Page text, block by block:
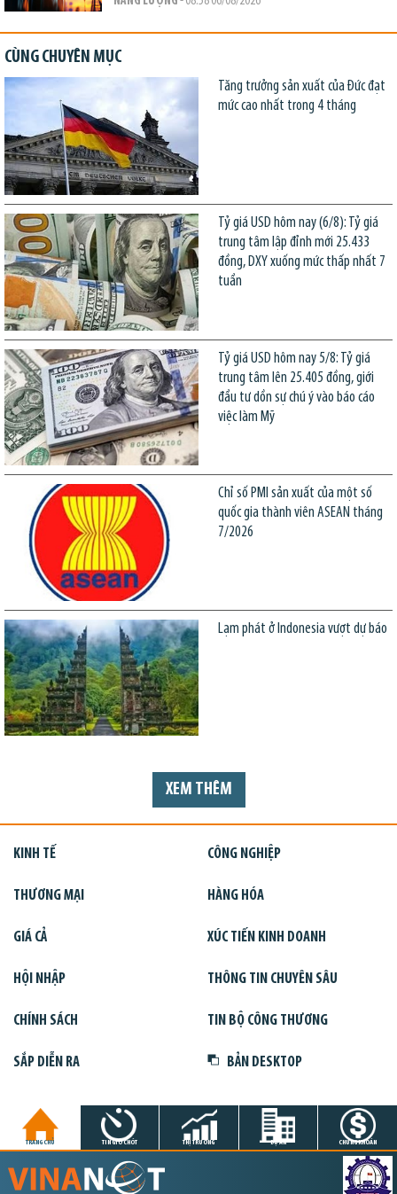
CÙNG CHUYÊN MỤC
Tăng trưởng sản xuất của Đức đạt
mức cao nhất trong 4 tháng
Tỷ giá USD hôm nay (6/8): Tỷ giá
trung tâm lập đỉnh mới 25.433
đồng, DXY xuống mức thấp nhất 7
tuần
Tỷ giá USD hôm nay 5/8: Tỷ giá
trung tâm lên 25.405 đồng, giới
đầu tư dồn sự chú ý vào báo cáo
việc làm Mỹ
Chỉ số PMI sản xuất của một số
quốc gia thành viên ASEAN tháng
7/2026
Lạm phát ở Indonesia vượt dự báo
XEM THÊM
KINH TẾ CÔNG NGHIỆP
THƯƠNG MẠI HÀNG HÓA
GIÁ CẢ XÚC TIẾN KINH DOANH
HỘI NHẬP THÔNG TIN CHUYÊN SÂU
CHÍNH SÁCH TIN BỘ CÔNG THƯƠNG
SẮP DIỄN RA BẢN DESKTOP
TRANG CHỦ TIN GIỜ CHÓT THỊ TRƯỜNG DỰ ÁN CHỨNG KHOÁN